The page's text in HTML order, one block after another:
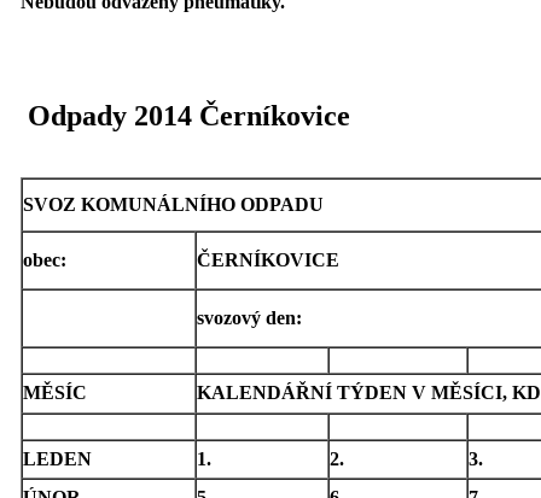
Odpady 2014 Černíkovice
SVOZ KOMUNÁLNÍHO ODPADU
obec: ČERNÍKOVICE
svozový den:
MĚSÍC KALENDÁŘNÍ TÝDEN V MĚSÍCI,
LEDEN 1. 2.
3.